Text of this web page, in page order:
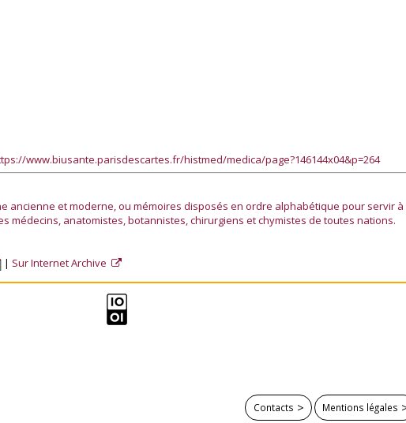
www.biusante.parisdescartes.fr/histmed/medica/page?146144x04&p=264
ancienne et moderne, ou mémoires disposés en ordre alphabétique pour servir à
médecins, anatomistes, botannistes, chirurgiens et chymistes de toutes nations.
Sur Internet Archive
Contacts Mentions légales